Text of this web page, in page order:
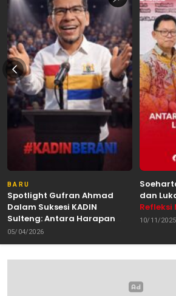
BARU
Spotlight Gufran Ahmad
Dalam Suksesi KADIN
Sulteng: Antara Harapan
dan Kebutuhan Perubahan
05/04/2026
dan
10/11/2025